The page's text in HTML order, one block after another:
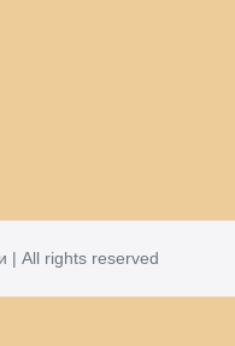
| All rights reserved